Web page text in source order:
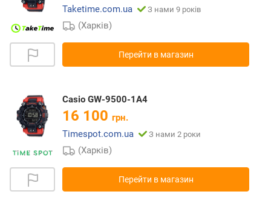
Taketime.com.ua
З нами 9 років
(Харків)
Перейти в магазин
Casio GW-9500-1A4
16 100 грн.
Timespot.com.ua
З нами 2 роки
(Харків)
Перейти в магазин